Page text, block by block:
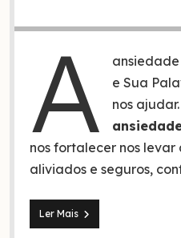
A
e Sua
nos
nos fortalecer nos
aliviados e seguros,
Ler Mais8
Versículos